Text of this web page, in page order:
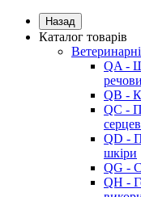
Назад
Каталог товарів
QA -
QB -
QC -
QD -
шкіри
QG -
QH -